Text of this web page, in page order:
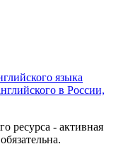
языка
в России,
ресурса - активная